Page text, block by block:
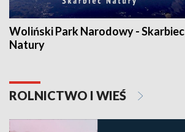
Woliński Park Narodowy - Skarbiec
Natury
ROLNICTWO I WIEŚ